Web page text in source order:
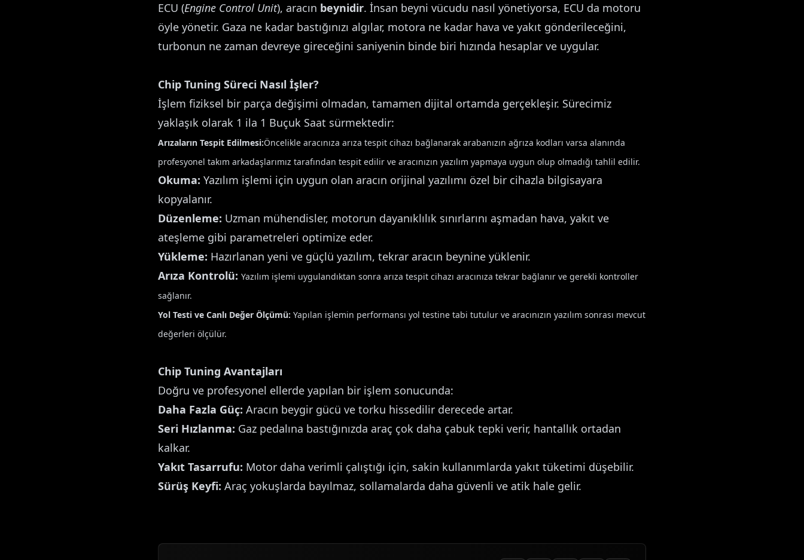
ECU (Engine Control Unit), aracın beynidir. İnsan beyni vücudu nasıl yönetiyorsa, ECU da motoru
öyle yönetir. Gaza ne kadar bastığınızı algılar, motora ne kadar hava ve yakıt gönderileceğini,
turbonun ne zaman devreye gireceğini saniyenin binde biri hızında hesaplar ve uygular.
Chip Tuning Süreci Nasıl İşler?
İşlem fiziksel bir parça değişimi olmadan, tamamen dijital ortamda gerçekleşir. Sürecimiz
yaklaşık olarak 1 ila 1 Buçuk Saat sürmektedir:
Arızaların Tespit Edilmesi:Öncelikle aracınıza arıza tespit cihazı bağlanarak arabanızın ağrıza kodları varsa alanında
profesyonel takım arkadaşlarımız tarafından tespit edilir ve aracınızın yazılım yapmaya uygun olup olmadığı tahlil edilir.
Okuma: Yazılım işlemi için uygun olan aracın orijinal yazılımı özel bir cihazla bilgisayara
kopyalanır.
Düzenleme: Uzman mühendisler, motorun dayanıklılık sınırlarını aşmadan hava, yakıt ve
ateşleme gibi parametreleri optimize eder.
Yükleme: Hazırlanan yeni ve güçlü yazılım, tekrar aracın beynine yüklenir.
Arıza Kontrolü: Yazılım işlemi uygulandıktan sonra arıza tespit cihazı aracınıza tekrar bağlanır ve gerekli kontroller
sağlanır.
Yol Testi ve Canlı Değer Ölçümü: Yapılan işlemin performansı yol testine tabi tutulur ve aracınızın yazılım sonrası mevcut
değerleri ölçülür.
Chip Tuning Avantajları
Doğru ve profesyonel ellerde yapılan bir işlem sonucunda:
Daha Fazla Güç: Aracın beygir gücü ve torku hissedilir derecede artar.
Seri Hızlanma: Gaz pedalına bastığınızda araç çok daha çabuk tepki verir, hantallık ortadan
kalkar.
Yakıt Tasarrufu: Motor daha verimli çalıştığı için, sakin kullanımlarda yakıt tüketimi düşebilir.
Sürüş Keyfi: Araç yokuşlarda bayılmaz, sollamalarda daha güvenli ve atik hale gelir.